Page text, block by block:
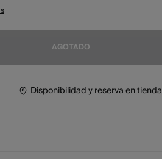
AGOTADO
Disponibilidad y reserva en tienda